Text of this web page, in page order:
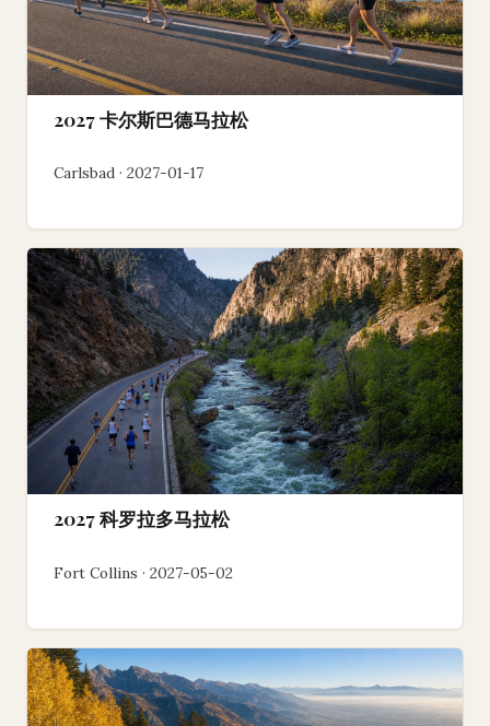
2027 卡尔斯巴德马拉松
Carlsbad · 2027-01-17
2027 科罗拉多马拉松
Fort Collins · 2027-05-02